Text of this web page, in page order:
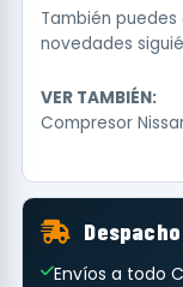
También
novedades
VER TAMBIÉN:
Compresor
Envíos a todo